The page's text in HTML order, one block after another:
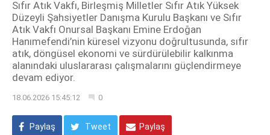
Sıfır Atık Vakfı, Birleşmiş Milletler Sıfır Atık Yüksek
Düzeyli Şahsiyetler Danışma Kurulu Başkanı ve Sıfır
Atık Vakfı Onursal Başkanı Emine Erdoğan
Hanımefendi’nin küresel vizyonu doğrultusunda, sıfır
atık, döngüsel ekonomi ve sürdürülebilir kalkınma
alanındaki uluslararası çalışmalarını güçlendirmeye
devam ediyor.
18.06.2026 15:45:12 0
Paylaş Tweet Paylaş